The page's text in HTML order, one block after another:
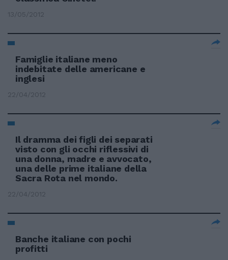
13/05/2012
Famiglie italiane meno
indebitate delle americane e
inglesi
22/04/2012
Il dramma dei figli dei separati
visto con gli occhi riflessivi di
una donna, madre e avvocato,
una delle prime italiane della
Sacra Rota nel mondo.
22/04/2012
Banche italiane con pochi
profitti